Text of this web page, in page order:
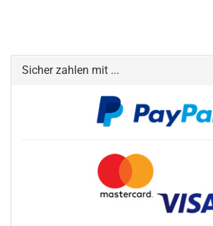
Sicher zahlen mit ...